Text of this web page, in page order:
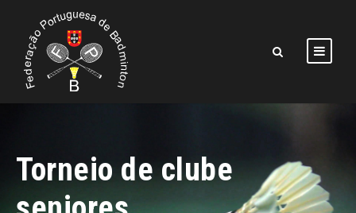
Torneio de clube